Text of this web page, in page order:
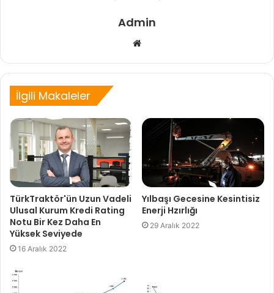
Admin
Web
İlgili Makaleler
TürkTraktör'ün Uzun Vadeli
Ulusal Kurum Kredi Rating
Notu Bir Kez Daha En
Yüksek Seviyede
16 Aralık 2022
Yılbaşı Gecesine Kesintisiz
Enerji Hzırlığı
29 Aralık 2022